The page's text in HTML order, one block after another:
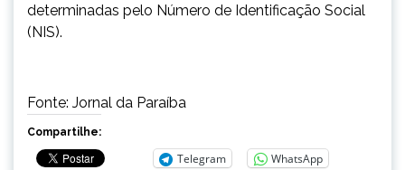
determinadas pelo Número de Identificação Social
(NIS).
Fonte: Jornal da Paraíba
Compartilhe:
Telegram
WhatsApp